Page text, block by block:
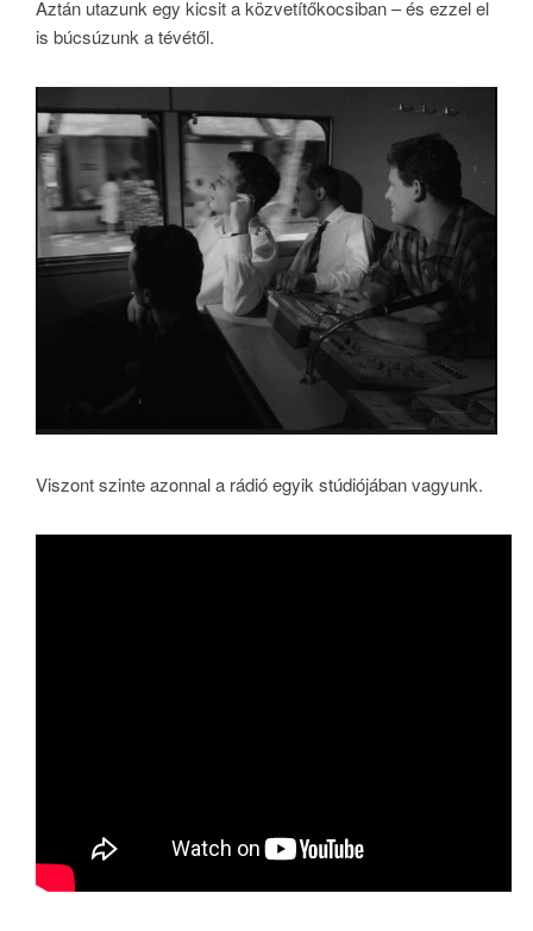
Aztán utazunk egy kicsit a közvetítőkocsiban – és ezzel el
is búcsúzunk a tévétől.
Viszont szinte azonnal a rádió egyik stúdiójában vagyunk.